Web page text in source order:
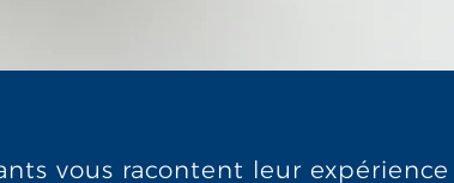
vous racontent leur